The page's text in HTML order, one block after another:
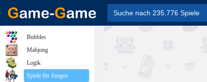
Bubbles
Mahjong
Logik
Spiele für Jungen